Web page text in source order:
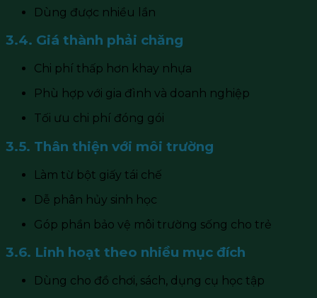
Dùng được nhiều lần
3.4. Giá thành phải chăng
Chi phí thấp hơn khay nhựa
Phù hợp với gia đình và doanh nghiệp
Tối ưu chi phí đóng gói
3.5. Thân thiện với môi trường
Làm từ bột giấy tái chế
Dễ phân hủy sinh học
Góp phần bảo vệ môi trường sống cho trẻ
3.6. Linh hoạt theo nhiều mục đích
Dùng cho đồ chơi, sách, dụng cụ học tập